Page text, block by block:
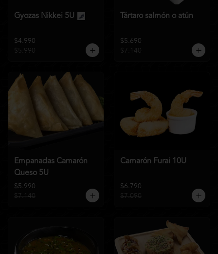
Gyozas Nikkei 5U
$4.990
$5.990
Tártaro salmón o atún
$5.690
$7.140
Empanadas Camarón
Queso 5U
$5.990
$7.140
Camarón Furai 10U
$6.790
$7.090